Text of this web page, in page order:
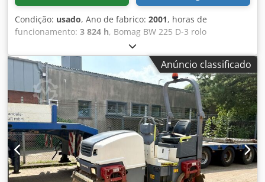
Condição: usado, Ano de fabrico: 2001, horas de
funcionamento: 3 824 h, Bomag BW 225 D-3 rolo
compactador, ano de fabricação: 2001, horas de operação:
apenas 3.824 h, motor: Deutz [145kW/197CV], Variocontrol,
peso: 24.700 kg, impressora, pneus: 40%, máquina alemã,
estado conforme a idade, pronta para uso. Mediante
solicitação, podemos elaborar uma proposta de leasing ou
financiamento para você. O Sr. Mihm (tel.) terá o maior
prazer em atendê-lo. Mais informações podem ser
encontradas em nosso site. Reservamo-nos o direito a
erros e venda prévia! Locação possível Chodpfxezpdhze
Airoa = Mais informações = Para mais informações, entre
em contato com Tobias Ebert.
Anúncio classificado